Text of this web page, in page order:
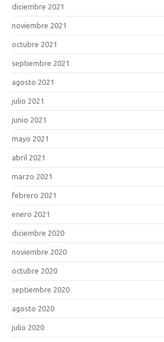
diciembre 2021
noviembre 2021
octubre 2021
septiembre 2021
agosto 2021
julio 2021
junio 2021
mayo 2021
abril 2021
marzo 2021
febrero 2021
enero 2021
diciembre 2020
noviembre 2020
octubre 2020
septiembre 2020
agosto 2020
julio 2020